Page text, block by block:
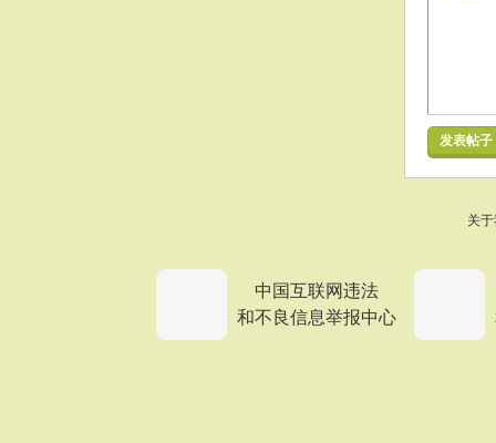
发表帖子
关
中国互联网违法
和不良信息举报中心